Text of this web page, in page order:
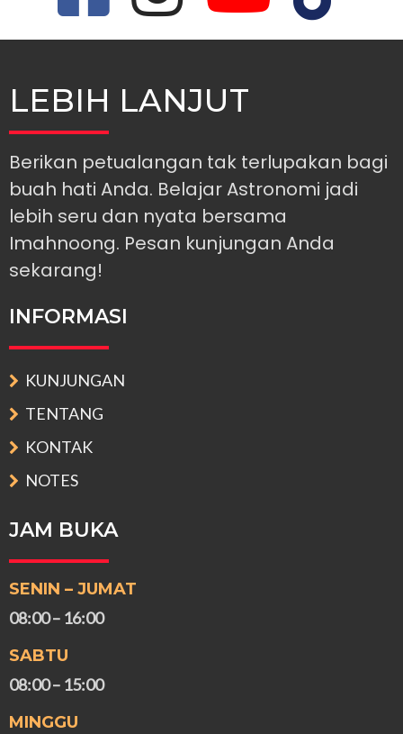
LEBIH LANJUT
Berikan petualangan tak terlupakan bagi
buah hati Anda. Belajar Astronomi jadi
lebih seru dan nyata bersama
Imahnoong. Pesan kunjungan Anda
sekarang!
INFORMASI
KUNJUNGAN
TENTANG
KONTAK
NOTES
JAM BUKA
SENIN – JUMAT
08:00 – 16:00
SABTU
08:00 – 15:00
MINGGU